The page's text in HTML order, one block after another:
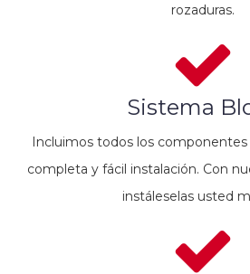
rozaduras.
Sistema
Incluimos todos los componentes
completa y fácil instalación. Con
instáleselas usted